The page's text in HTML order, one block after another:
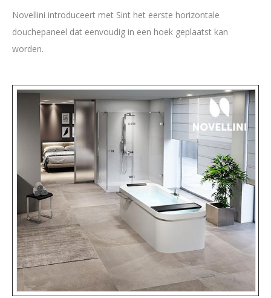
Novellini introduceert met Sint het eerste horizontale
douchepaneel dat eenvoudig in een hoek geplaatst kan
worden.